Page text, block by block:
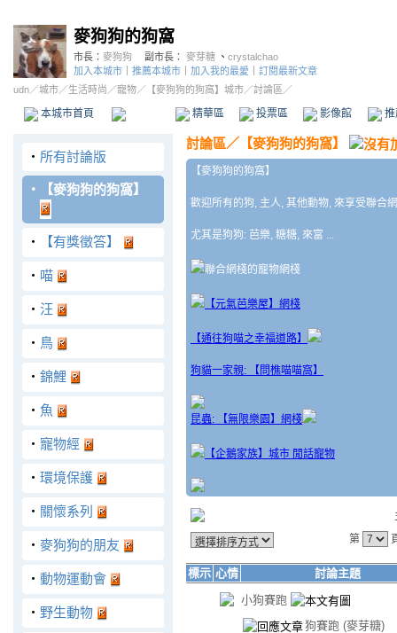
麥狗狗的狗窩
市長： 麥狗狗 副市長： 麥芽糖 、 crystalchao
加入本城市
推薦本城市 加入我的最愛
訂閱最新文章
udn／城市／生活時尚 ／寵物／ 【麥狗狗的狗窩】城市／討論區／
本城市首頁 精華區 投票區 影像館
‧ 所有討論版
‧ 【麥狗狗的狗窩】
‧ 【有獎徵答】
‧ 喵
‧ 汪
‧ 鳥
‧ 錦鯉
‧ 魚
‧ 寵物經
‧ 環境保護
‧ 關懷系列
‧ 麥狗狗的朋友
‧ 動物運動會
‧ 野生動物
討論區／ 【麥狗狗的狗窩】
【麥狗狗的狗窩】
歡迎所有的狗, 主人, 其他動物, 來享受聯合
尤其是狗狗: 芭樂, 糖糖, 來富 ...
聯合網棧的寵物網棧
【元氣芭樂屋】網棧
【通往狗喵之幸福道路】
狗貓一家親: 【問樵喵喵窩】
昆蟲: 【無限樂園】網棧
【企鵝家族】城市 閒話寵物
第
標示 心情
討論主題
小狗賽跑
狗賽跑 (麥芽糖)